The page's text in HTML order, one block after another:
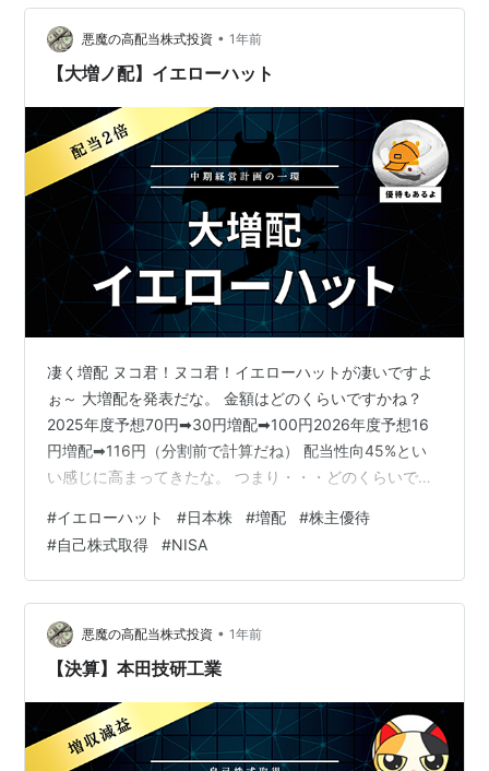
悪魔の高配当株式投資 • 1年前
【大増ノ配】イエローハット
凄く増配 ヌコ君！ヌコ君！イエローハットが凄いですよ
ぉ～ 大増配を発表だな。 金額はどのくらいですかね？
2025年度予想70円➡30円増配➡100円2026年度予想16
円増配➡116円（分割前で計算だね） 配当性向45%とい
い感じに高まってきたな。 つまり・・・どのくらいです
しまする。 2024円度と比較すると配当金は約2倍になる
感じだな。 2025年度の増配率は51%と異常数値。2026
年度も16%と高水準。 逆に心配なんですけど・・・ 自己
株式取得も発表だぞ。 なんやてぇ～！ 自己株式取得＆消
却＆優待 自己株式取得規模は4.7%と高水準。…
#イエローハット #日本株 #増配 #株主優待
#自己株式取得 #NISA
悪魔の高配当株式投資 • 1年前
【決算】本田技研工業